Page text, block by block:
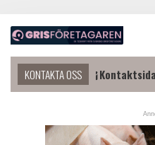
NYHETER
KALENDER
KONTAKTA OSS
i kontakt? Kontaktsida